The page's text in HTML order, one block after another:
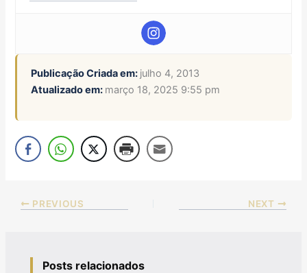
Publicação Criada em: julho 4, 2013
Atualizado em: março 18, 2025 9:55 pm
PREVIOUS NEXT
Posts relacionados